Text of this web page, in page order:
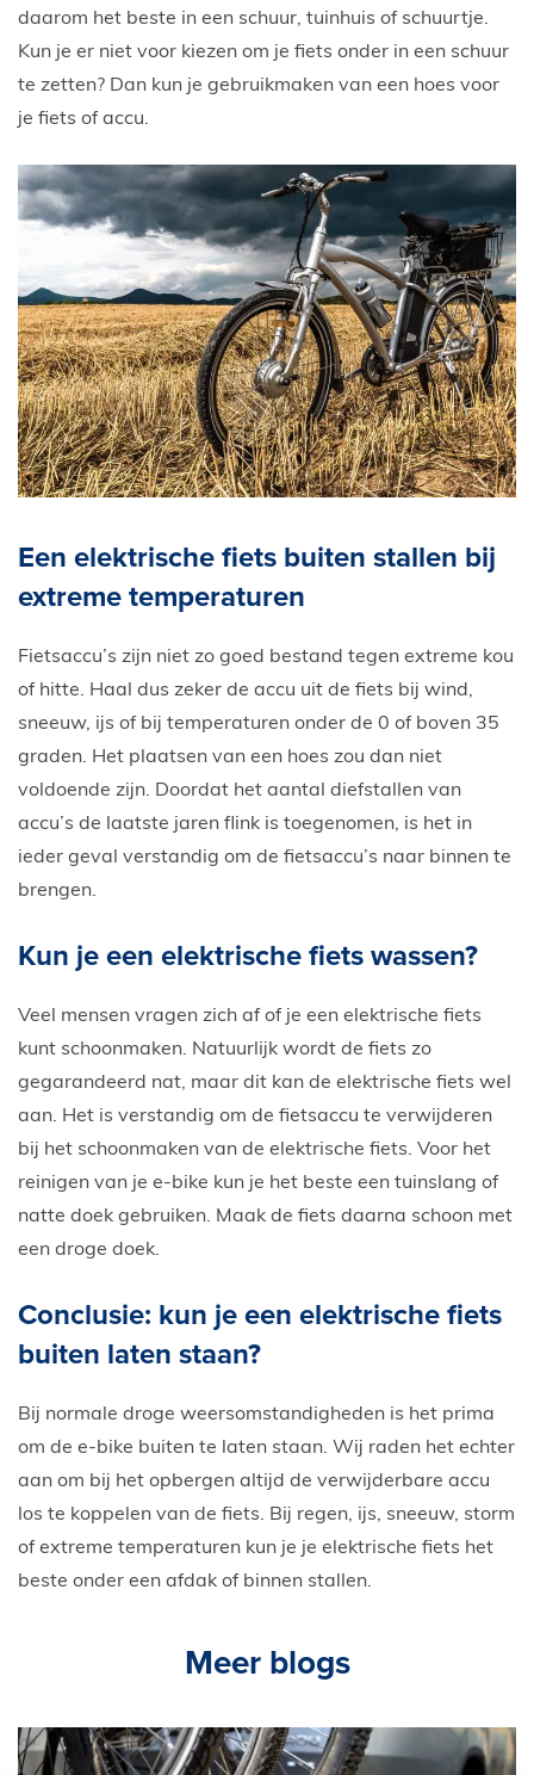
daarom het beste in een schuur, tuinhuis of schuurtje.
Kun je er niet voor kiezen om je fiets onder in een schuur
te zetten? Dan kun je gebruikmaken van een hoes voor
je fiets of accu.
Een elektrische fiets buiten stallen bij
extreme temperaturen
Fietsaccu’s zijn niet zo goed bestand tegen extreme kou
of hitte. Haal dus zeker de accu uit de fiets bij wind,
sneeuw, ijs of bij temperaturen onder de 0 of boven 35
graden. Het plaatsen van een hoes zou dan niet
voldoende zijn. Doordat het aantal diefstallen van
accu’s de laatste jaren flink is toegenomen, is het in
ieder geval verstandig om de fietsaccu’s naar binnen te
brengen.
Kun je een elektrische fiets wassen?
Veel mensen vragen zich af of je een elektrische fiets
kunt schoonmaken. Natuurlijk wordt de fiets zo
gegarandeerd nat, maar dit kan de elektrische fiets wel
aan. Het is verstandig om de fietsaccu te verwijderen
bij het schoonmaken van de elektrische fiets. Voor het
reinigen van je e-bike kun je het beste een tuinslang of
natte doek gebruiken. Maak de fiets daarna schoon met
een droge doek.
Conclusie: kun je een elektrische fiets
buiten laten staan?
Bij normale droge weersomstandigheden is het prima
om de e-bike buiten te laten staan. Wij raden het echter
aan om bij het opbergen altijd de verwijderbare accu
los te koppelen van de fiets. Bij regen, ijs, sneeuw, storm
of extreme temperaturen kun je je elektrische fiets het
beste onder een afdak of binnen stallen.
Meer blogs